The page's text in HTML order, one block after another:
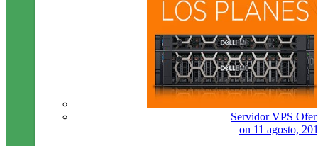
Servidor VPS
on 11 agosto,